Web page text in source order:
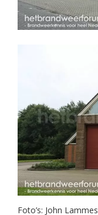
Foto’s: John Lammes